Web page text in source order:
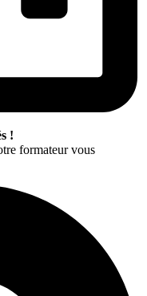
!
formateur vous